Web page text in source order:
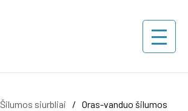
Šilumos siurbliai / Oras-vanduo šilumos